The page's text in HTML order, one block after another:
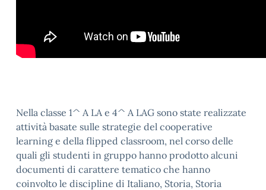
Nella classe 1^ A LA e 4^ A LAG sono state realizzate
attività basate sulle strategie del cooperative
learning e della flipped classroom, nel corso delle
quali gli studenti in gruppo hanno prodotto alcuni
documenti di carattere tematico che hanno
coinvolto le discipline di Italiano, Storia, Storia